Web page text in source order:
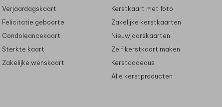
Verjaardagskaart
Felicitatie geboorte
Condoleancekaart
Sterkte kaart
Zakelijke wenskaart
Kerstkaart met foto
Zakelijke kerstkaarten
Nieuwjaarskaarten
Zelf kerstkaart maken
Kerstcadeaus
Alle kerstproducten